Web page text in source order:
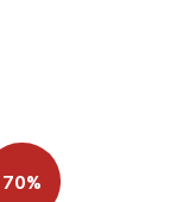
70%